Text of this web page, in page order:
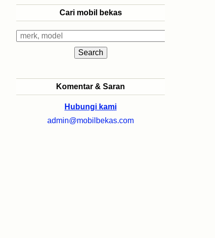
Cari mobil bekas
Komentar & Saran
Hubungi kami
admin@mobilbekas.com